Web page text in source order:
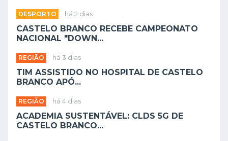
DESPORTO há 2 dias
CASTELO BRANCO RECEBE CAMPEONATO
NACIONAL "DOWN...
REGIÃO há 3 dias
TIM ASSISTIDO NO HOSPITAL DE CASTELO
BRANCO APÓ...
REGIÃO há 4 dias
ACADEMIA SUSTENTÁVEL: CLDS 5G DE
CASTELO BRANCO...